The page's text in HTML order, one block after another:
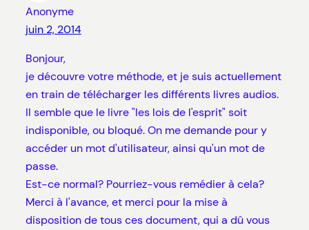
Anonyme
juin 2, 2014
Bonjour,
je découvre votre méthode, et je suis actuellement
en train de télécharger les différents livres audios.
Il semble que le livre "les lois de l'esprit" soit
indisponible, ou bloqué. On me demande pour y
accéder un mot d'utilisateur, ainsi qu'un mot de
passe.
Est-ce normal? Pourriez-vous remédier à cela?
Merci à l'avance, et merci pour la mise à
disposition de tous ces document, qui a dû vous